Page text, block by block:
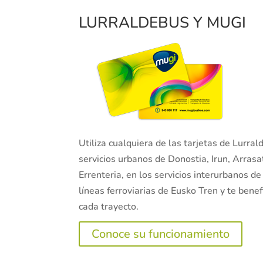
LURRALDEBUS Y MUGI
Utiliza cualquiera de las tarjetas de
servicios urbanos de Donostia, Irun,
Errenteria, en los servicios interurbanos
líneas ferroviarias de Eusko Tren y te
cada trayecto.
Conoce su funcionamiento